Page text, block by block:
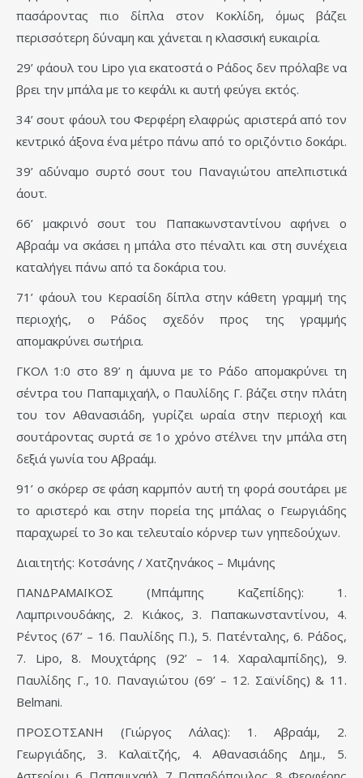
πασάροντας πιο δίπλα στον Κοκλίδη, όμως βάζει
περισσότερη δύναμη και χάνεται η κλασσική ευκαιρία.
29’ φάουλ του Lipo για εκατοστά ο Ράδος δεν πρόλαβε να
βρει την μπάλα με το κεφάλι κι αυτή φεύγει εκτός.
34’ σουτ φάουλ του Φερφέρη ελαφρώς αριστερά από τον
κεντρικό άξονα ένα μέτρο πάνω από το οριζόντιο δοκάρι.
39’ αδύναμο συρτό σουτ του Παναγιώτου απελπιστικά
άουτ.
66’ μακρινό σουτ του Παπακωνσταντίνου αφήνει ο
Αβραάμ να σκάσει η μπάλα στο πέναλτι και στη συνέχεια
καταλήγει πάνω από τα δοκάρια του.
71’ φάουλ του Κερασίδη δίπλα στην κάθετη γραμμή της
περιοχής, ο Ράδος σχεδόν προς της γραμμής
απομακρύνει σωτήρια.
ΓΚΟΛ 1:0 στο 89’ η άμυνα με το Ράδο απομακρύνει τη
σέντρα του Παπαμιχαήλ, ο Παυλίδης Γ. βάζει στην πλάτη
του τον Αθανασιάδη, γυρίζει ωραία στην περιοχή και
σουτάροντας συρτά σε 1ο χρόνο στέλνει την μπάλα στη
δεξιά γωνία του Αβραάμ.
91’ ο σκόρερ σε φάση καρμπόν αυτή τη φορά σουτάρει με
το αριστερό και στην πορεία της μπάλας ο Γεωργιάδης
παραχωρεί το 3ο και τελευταίο κόρνερ των γηπεδούχων.
Διαιτητής: Κοτσάνης / Χατζηνάκος – Μιμάνης
ΠΑΝΔΡΑΜΑΪΚΟΣ (Μπάμπης Καζεπίδης): 1.
Λαμπρινουδάκης, 2. Κιάκος, 3. Παπακωνσταντίνου, 4.
Ρέντος (67’ – 16. Παυλίδης Π.), 5. Πατένταλης, 6. Ράδος,
7. Lipo, 8. Μουχτάρης (92’ – 14. Χαραλαμπίδης), 9.
Παυλίδης Γ., 10. Παναγιώτου (69’ – 12. Σαϊνίδης) & 11.
Belmani.
ΠΡΟΣΟΤΣΑΝΗ (Γιώργος Λάλας): 1. Αβραάμ, 2.
Γεωργιάδης, 3. Καλαϊτζής, 4. Αθανασιάδης Δημ., 5.